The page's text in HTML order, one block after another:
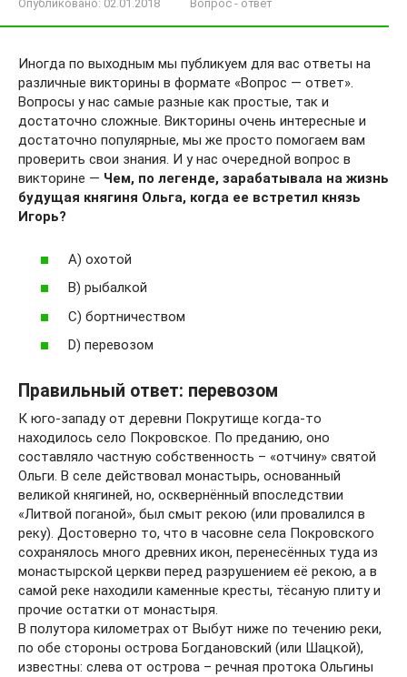
Опубликовано: 02.01.2018 Вопрос - ответ
Иногда по выходным мы публикуем для вас ответы на
различные викторины в формате «Вопрос — ответ».
Вопросы у нас самые разные как простые, так и
достаточно сложные. Викторины очень интересные и
достаточно популярные, мы же просто помогаем вам
проверить свои знания. И у нас очередной вопрос в
викторине — Чем, по легенде, зарабатывала на жизнь
будущая княгиня Ольга, когда ее встретил князь
Игорь?
А) охотой
В) рыбалкой
С) бортничеством
D) перевозом
Правильный ответ: перевозом
К юго-западу от деревни Покрутище когда-то
находилось село Покровское. По преданию, оно
составляло частную собственность – «отчину» святой
Ольги. В селе действовал монастырь, основанный
великой княгиней, но, осквернённый впоследствии
«Литвой поганой», был смыт рекою (или провалился в
реку). Достоверно то, что в часовне села Покровского
сохранялось много древних икон, перенесённых туда из
монастырской церкви перед разрушением её рекою, а в
самой реке находили каменные кресты, тёсаную плиту и
прочие остатки от монастыря.
В полутора километрах от Выбут ниже по течению реки,
по обе стороны острова Богдановский (или Шацкой),
известны: слева от острова – речная протока Ольгины